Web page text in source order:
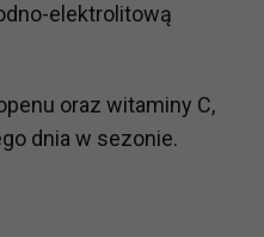
elektrolitową
oraz witaminy C,
dnia w sezonie.